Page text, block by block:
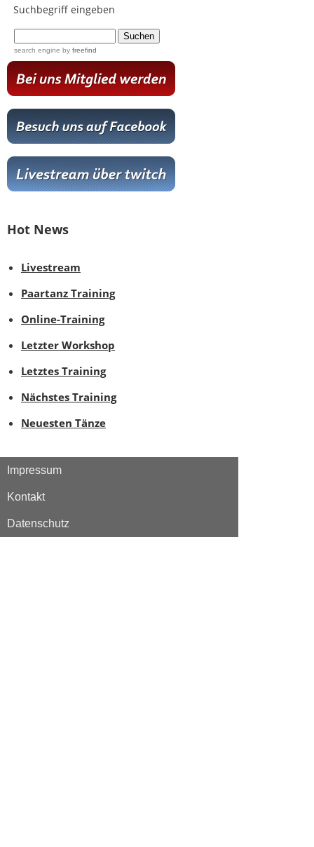
Suchbegriff eingeben
search engine by freefind
Hot News
Livestream
Paartanz Training
Online-Training
Letzter Workshop
Letztes Training
Nächstes Training
Neuesten Tänze
Impressum
Kontakt
Datenschutz